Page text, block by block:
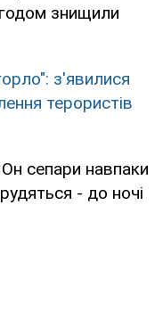
знищили
з'явилися
терористів
Он сепари навпаки
- до ночі